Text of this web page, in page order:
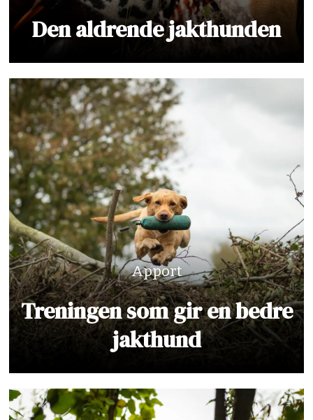
Den aldrende jakthunden
Apport
Treningen som gir en bedre
jakthund